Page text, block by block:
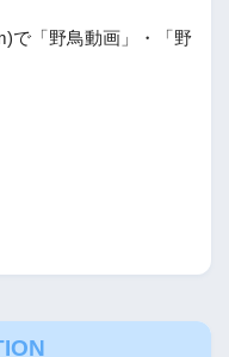
で「野鳥動画」・「野